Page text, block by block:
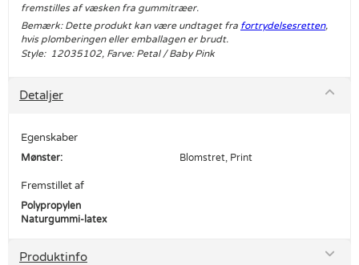
fremstilles af væsken fra gummitræer.
Bemærk: Dette produkt kan være undtaget fra fortrydelsesretten,
hvis plomberingen eller emballagen er brudt.
Style: 12035102, Farve: Petal / Baby Pink
Detaljer
Egenskaber
Mønster: Blomstret, Print
Fremstillet af
Polypropylen
Naturgummi-latex
Produktinfo